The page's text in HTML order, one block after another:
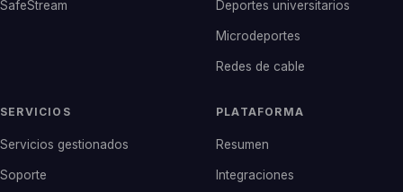
SafeStream Deportes universitarios
Microdeportes
Redes de cable
SERVICIOS
Servicios gestionados
Soporte
PLATAFORMA
Resumen
Integraciones